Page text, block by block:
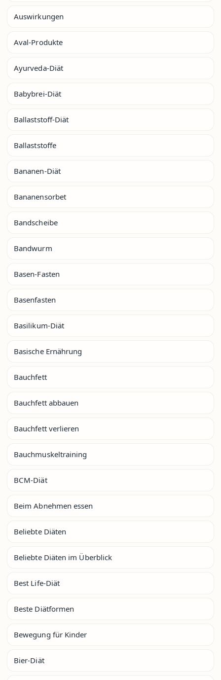
Auswirkungen
Aval-Produkte
Ayurveda-Diät
Babybrei-Diät
Ballaststoff-Diät
Ballaststoffe
Bananen-Diät
Bananensorbet
Bandscheibe
Bandwurm
Basen-Fasten
Basenfasten
Basilikum-Diät
Basische Ernährung
Bauchfett
Bauchfett abbauen
Bauchfett verlieren
Bauchmuskeltraining
BCM-Diät
Beim Abnehmen essen
Beliebte Diäten
Beliebte Diäten im Überblick
Best Life-Diät
Beste Diätformen
Bewegung für Kinder
Bier-Diät